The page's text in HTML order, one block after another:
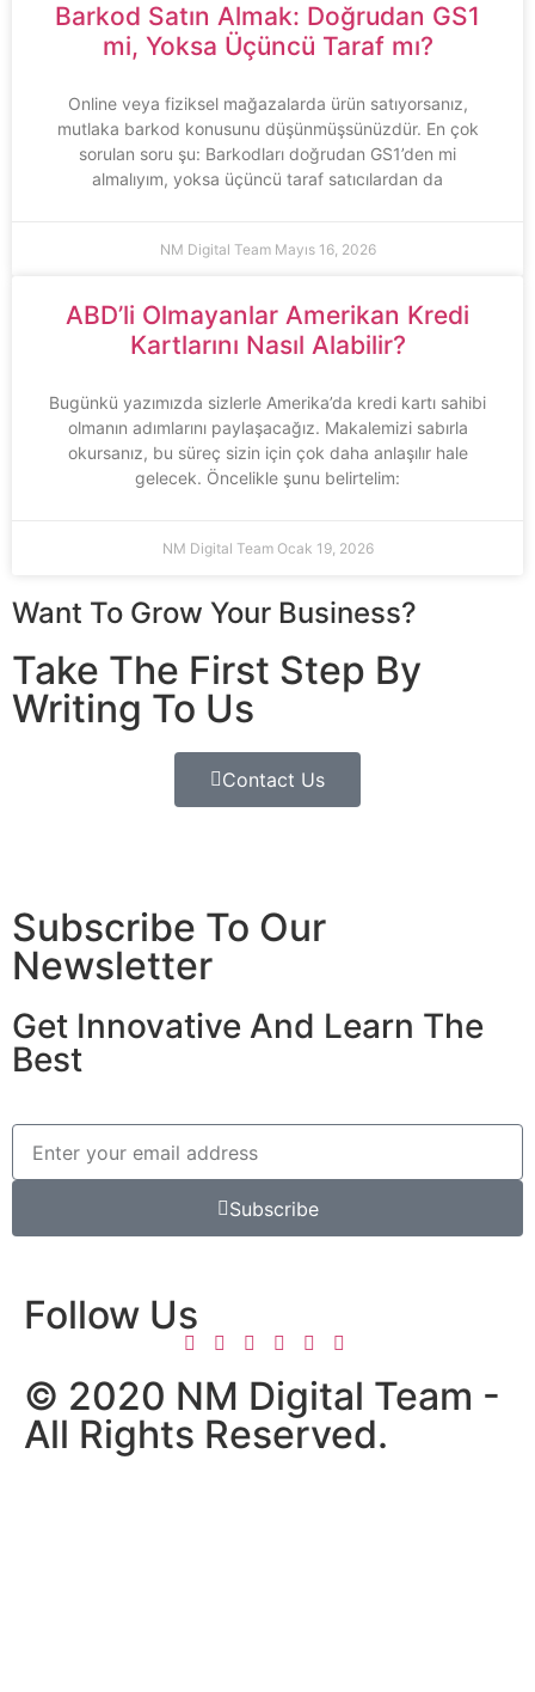
Barkod Satın Almak: Doğrudan GS1
mi, Yoksa Üçüncü Taraf mı?
Online veya fiziksel mağazalarda ürün satıyorsanız,
mutlaka barkod konusunu düşünmüşsünüzdür. En çok
sorulan soru şu: Barkodları doğrudan GS1’den mi
almalıyım, yoksa üçüncü taraf satıcılardan da
NM Digital Team Mayıs 16, 2026
ABD’li Olmayanlar Amerikan Kredi
Kartlarını Nasıl Alabilir?
Bugünkü yazımızda sizlerle Amerika’da kredi kartı sahibi
olmanın adımlarını paylaşacağız. Makalemizi sabırla
okursanız, bu süreç sizin için çok daha anlaşılır hale
gelecek. Öncelikle şunu belirtelim:
NM Digital Team Ocak 19, 2026
Want To Grow Your Business?
Take The First Step By
Writing To Us
Contact Us
Subscribe To Our
Newsletter
Get Innovative And Learn The
Best
Subscribe
Follow Us
© 2020 NM Digital Team -
All Rights Reserved.